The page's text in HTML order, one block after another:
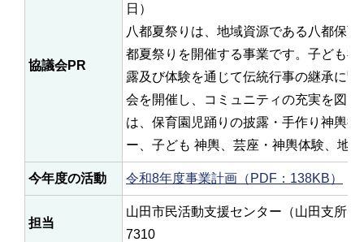
協議会PR
日）
八都夏祭りは、地域資源である八都保
都夏祭りを開催する事業です。子ども
露及び体験を通じて伝統行事の継承に
会を開催し、コミュニティの充実を図
は、保育園児踊りの披露・手作り神輿
ー、子ども 神輿、芸座・神輿体験、地
今年度の活動 令和8年度事業計画（PDF：138KB）
担当
山田市民活動支援センター（山田支所
7310